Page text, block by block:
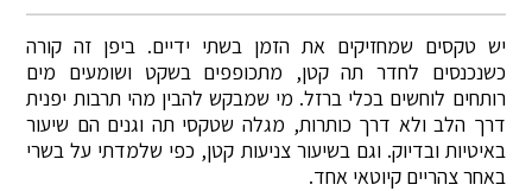
יש טקסים שמחזיקים את הזמן בשתי ידיים. ביפן זה קורה
כשנכנסים לחדר תה קטן, מתכופפים בשקט ושומעים מים
רותחים לוחשים בכלי ברזל. מי שמבקש להבין מהי תרבות יפנית
דרך הלב ולא דרך כותרות, מגלה שטקסי תה וגנים הם שיעור
באיטיות ובדיוק. וגם בשיעור צניעות קטן, כפי שלמדתי על בשרי
באחר צהריים קיוטאי אחד.